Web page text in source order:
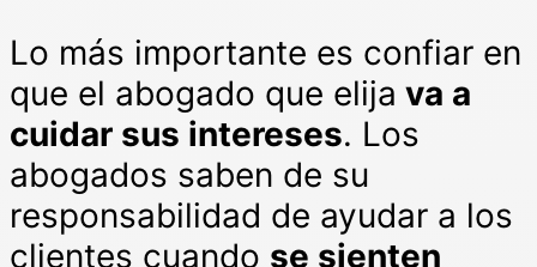
Lo más importante es confiar en
que el abogado que elija va a
cuidar sus intereses. Los
abogados saben de su
responsabilidad de ayudar a los
clientes cuando se sienten